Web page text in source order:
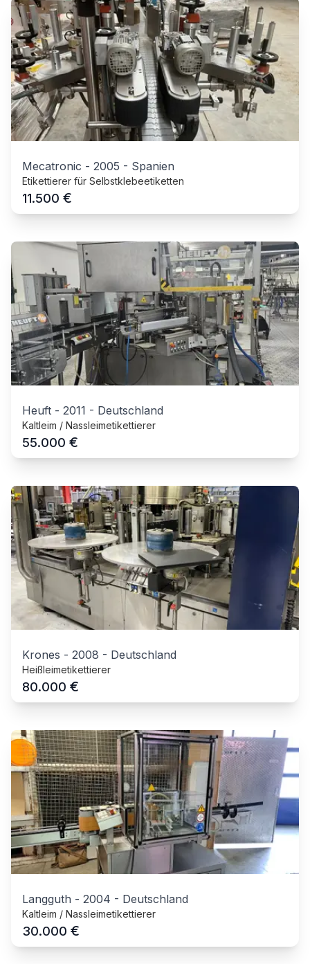
Mecatronic - 2005 - Spanien
Etikettierer für Selbstklebeetiketten
11.500 €
Heuft - 2011 - Deutschland
Kaltleim / Nassleimetikettierer
55.000 €
Krones - 2008 - Deutschland
Heißleimetikettierer
80.000 €
Langguth - 2004 - Deutschland
Kaltleim / Nassleimetikettierer
30.000 €